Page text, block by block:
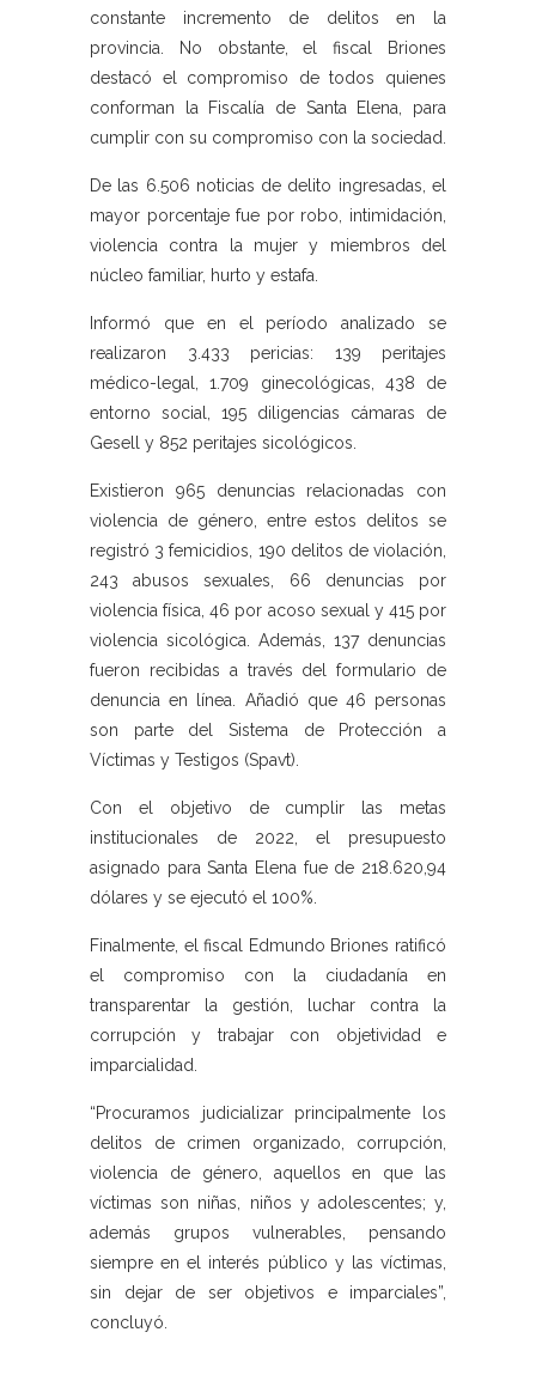
constante incremento de delitos en la
provincia. No obstante, el fiscal Briones
destacó el compromiso de todos quienes
conforman la Fiscalía de Santa Elena, para
cumplir con su compromiso con la sociedad.
De las 6.506 noticias de delito ingresadas, el
mayor porcentaje fue por robo, intimidación,
violencia contra la mujer y miembros del
núcleo familiar, hurto y estafa.
Informó que en el período analizado se
realizaron 3.433 pericias: 139 peritajes
médico-legal, 1.709 ginecológicas, 438 de
entorno social, 195 diligencias cámaras de
Gesell y 852 peritajes sicológicos.
Existieron 965 denuncias relacionadas con
violencia de género, entre estos delitos se
registró 3 femicidios, 190 delitos de violación,
243 abusos sexuales, 66 denuncias por
violencia física, 46 por acoso sexual y 415 por
violencia sicológica. Además, 137 denuncias
fueron recibidas a través del formulario de
denuncia en línea. Añadió que 46 personas
son parte del Sistema de Protección a
Víctimas y Testigos (Spavt).
Con el objetivo de cumplir las metas
institucionales de 2022, el presupuesto
asignado para Santa Elena fue de 218.620,94
dólares y se ejecutó el 100%.
Finalmente, el fiscal Edmundo Briones ratificó
el compromiso con la ciudadanía en
transparentar la gestión, luchar contra la
corrupción y trabajar con objetividad e
imparcialidad.
“Procuramos judicializar principalmente los
delitos de crimen organizado, corrupción,
violencia de género, aquellos en que las
víctimas son niñas, niños y adolescentes; y,
además grupos vulnerables, pensando
siempre en el interés público y las víctimas,
sin dejar de ser objetivos e imparciales”,
concluyó.